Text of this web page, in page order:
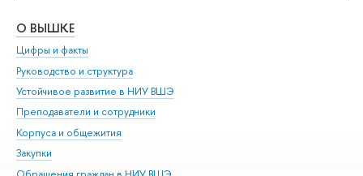
О ВЫШКЕ
Цифры и факты
Руководство и структура
Устойчивое развитие в НИУ ВШЭ
Преподаватели и сотрудники
Корпуса и общежития
Закупки